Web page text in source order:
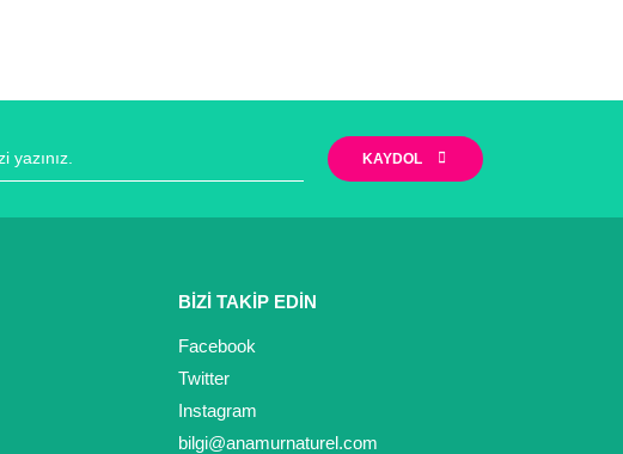
KAYDOL
BİZİ TAKİP EDİN
Facebook
Twitter
Instagram
bilgi@anamurnaturel.com